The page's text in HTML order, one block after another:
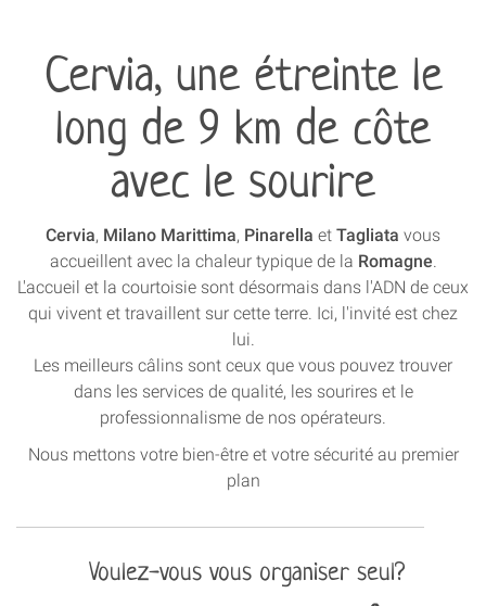
Cervia, une étreinte le
long de 9 km de côte
avec le sourire
Cervia, Milano Marittima, Pinarella et Tagliata vous
accueillent avec la chaleur typique de la Romagne.
L'accueil et la courtoisie sont désormais dans l'ADN de ceux
qui vivent et travaillent sur cette terre. Ici, l'invité est chez
lui.
Les meilleurs câlins sont ceux que vous pouvez trouver
dans les services de qualité, les sourires et le
professionnalisme de nos opérateurs.
Nous mettons votre bien-être et votre sécurité au premier
plan
Voulez-vous vous organiser seul?